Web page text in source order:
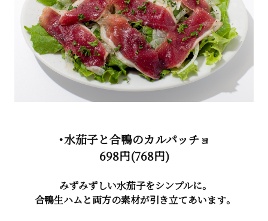
・水茄子と合鴨のカルパッチョ
698円(768円)
みずみずしい水茄子をシンプルに。
合鴨生ハムと両方の素材が引き立てあいます。